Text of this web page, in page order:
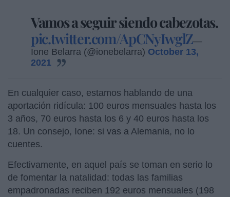
Vamos a seguir siendo cabezotas.
pic.twitter.com/ApCNyIwglZ—
Ione Belarra (@ionebelarra) October 13,
2021
En cualquier caso, estamos hablando de una
aportación ridícula: 100 euros mensuales hasta los
3 años, 70 euros hasta los 6 y 40 euros hasta los
18. Un consejo, Ione: si vas a Alemania, no lo
cuentes.
Efectivamente, en aquel país se toman en serio lo
de fomentar la natalidad: todas las familias
empadronadas reciben 192 euros mensuales (198